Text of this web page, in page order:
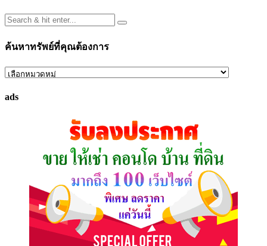
ค้นหาทรัพย์ที่คุณต้องการ
ค้นหา
ที่
ads